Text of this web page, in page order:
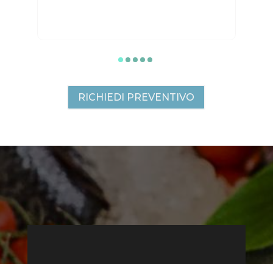
RICHIEDI PREVENTIVO